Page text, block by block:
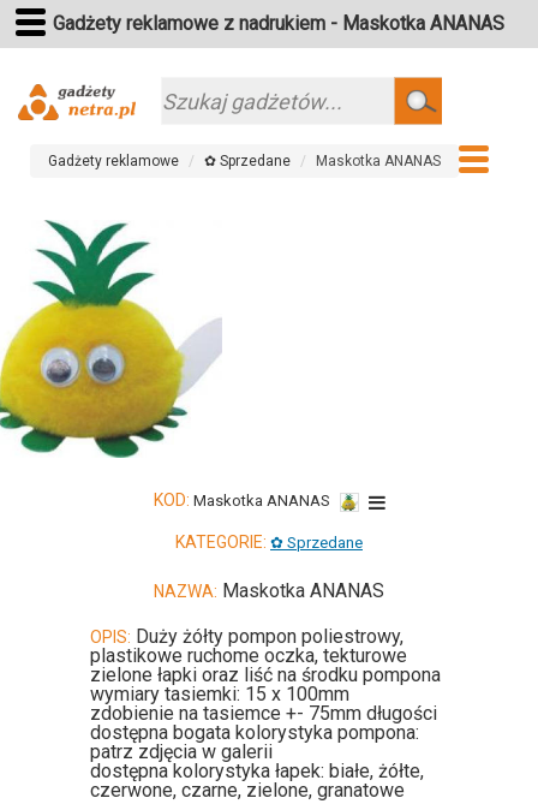
Gadżety reklamowe z nadrukiem - Maskotka ANANAS
Szukaj
Gadżety reklamowe ✿ Sprzedane Maskotka ANANAS
KOD: Maskotka ANANAS
KATEGORIE: ✿ Sprzedane
NAZWA: Maskotka ANANAS
OPIS: Duży żółty pompon poliestrowy,
plastikowe ruchome oczka, tekturowe
zielone łapki oraz liść na środku pompona
wymiary tasiemki: 15 x 100mm
zdobienie na tasiemce +- 75mm długości
dostępna bogata kolorystyka pompona:
patrz zdjęcia w galerii
dostępna kolorystyka łapek: białe, żółte,
czerwone, czarne, zielone, granatowe